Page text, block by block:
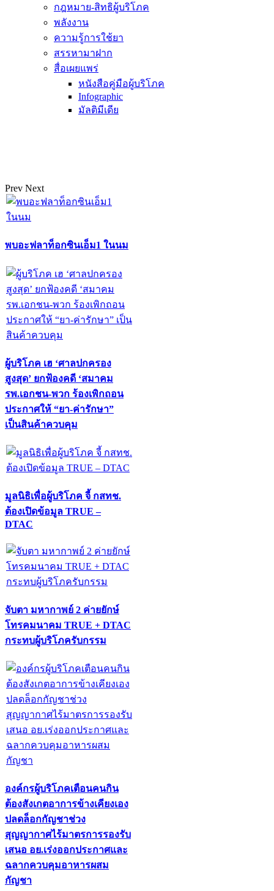
กฎหมาย-สิทธิผู้บริโภค
พลังงาน
ความรู้การใช้ยา
สรรหามาฝาก
สื่อเผยแพร่
หนังสือคู่มือผู้บริโภค
Infographic
มัลติมีเดีย
Prev Next
พบอะฟลาท็อกซินเอ็ม1 ในนม
ผู้บริโภค เฮ ‘ศาลปกครอง
สูงสุด’ ยกฟ้องคดี ‘สมาคม
รพ.เอกชน-พวก ร้องเพิกถอน
ประกาศให้ “ยา-ค่ารักษา”
เป็นสินค้าควบคุม
มูลนิธิเพื่อผู้บริโภค จี้ กสทช.
ต้องเปิดข้อมูล TRUE –
DTAC
จับตา มหากาพย์ 2 ค่ายยักษ์
โทรคมนาคม TRUE + DTAC
กระทบผู้บริโภครับกรรม
องค์กรผู้บริโภคเตือนคนกิน
ต้องสังเกตอาการข้างเคียงเอง
ปลดล็อกกัญชาช่วง
สุญญากาศไร้มาตรการรองรับ
เสนอ อย.เร่งออกประกาศและ
ฉลากควบคุมอาหารผสม
กัญชา